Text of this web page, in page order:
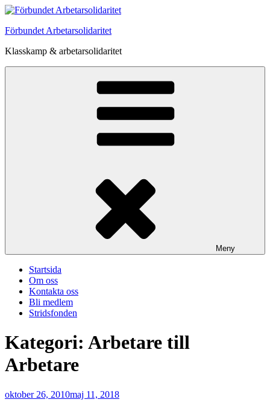
Hoppa
innehåll
Förbundet Arbetarsolidaritet
Klasskamp & arbetarsolidaritet
Meny
Startsida
Om oss
Kontakta oss
Bli medlem
Stridsfonden
Kategori: Arbetare till
Arbetare
Publicerat
oktober 26, 2010maj 11, 2018